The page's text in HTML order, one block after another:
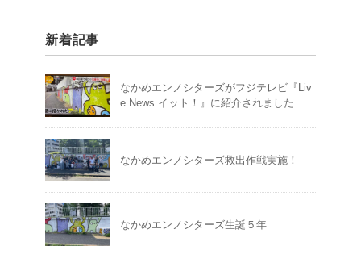
新着記事
なかめエンノシターズがフジテレビ『Liv
e News イット！』に紹介されました
なかめエンノシターズ救出作戦実施！
なかめエンノシターズ生誕５年